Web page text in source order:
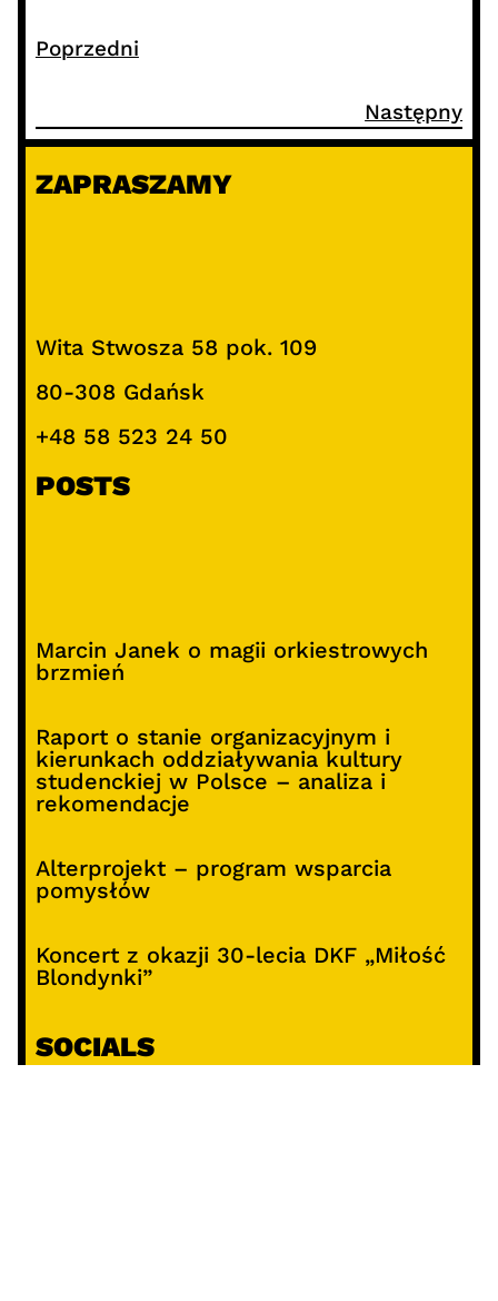
Poprzedni
Następny
ZAPRASZAMY
Wita Stwosza 58 pok. 109
80-308 Gdańsk
+48 58 523 24 50
POSTS
Marcin Janek o magii orkiestrowych
brzmień
Raport o stanie organizacyjnym i
kierunkach oddziaływania kultury
studenckiej w Polsce – analiza i
rekomendacje
Alterprojekt – program wsparcia
pomysłów
Koncert z okazji 30-lecia DKF „Miłość
Blondynki”
SOCIALS